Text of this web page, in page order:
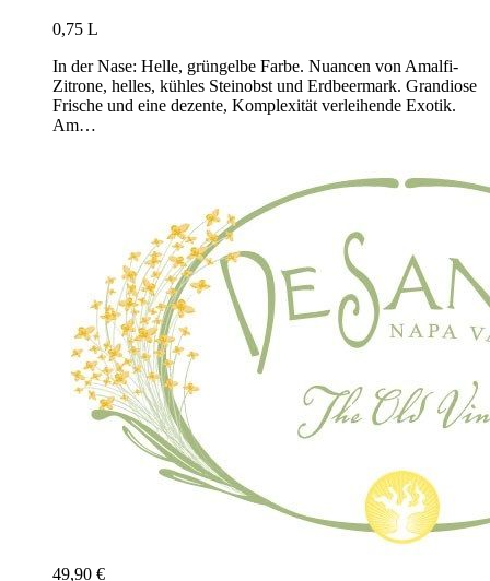
0,75 L
In der Nase: Helle, grüngelbe Farbe. Nuancen von Amalfi-
Zitrone, helles, kühles Steinobst und Erdbeermark. Grandiose
Frische und eine dezente, Komplexität verleihende Exotik.
Am…
49,90 €